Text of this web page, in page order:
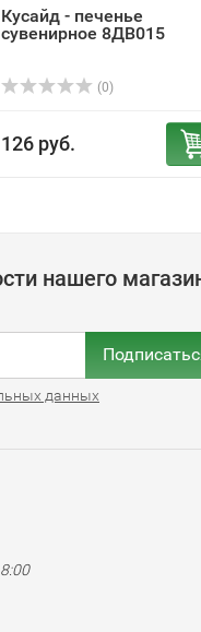
Кусайд - печенье
сувенирное 8ДВ015
(0)
126 руб.
нашего
данных